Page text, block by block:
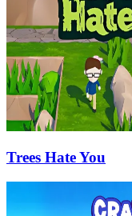
Trees Hate You